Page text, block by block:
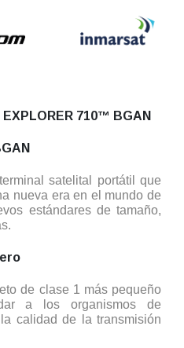
710™ BGAN
satelital portátil que
nueva era en el mundo de
estándares de tamaño,
de clase 1 más pequeño
a los organismos de
calidad de la transmisión